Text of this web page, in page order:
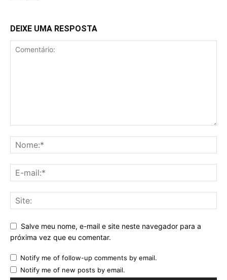
DEIXE UMA RESPOSTA
Salve meu nome, e-mail e site neste navegador para a
próxima vez que eu comentar.
Notify me of follow-up comments by email.
Notify me of new posts by email.